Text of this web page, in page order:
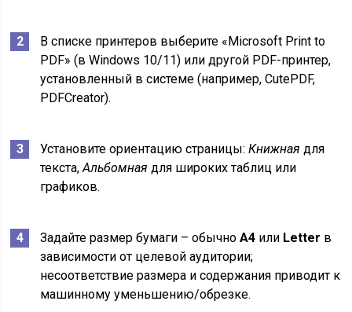
В списке принтеров выберите «Microsoft Print to
PDF» (в Windows 10/11) или другой PDF-принтер,
установленный в системе (например, CutePDF,
PDFCreator).
Установите ориентацию страницы:Книжная для
текста,Альбомная для широких таблиц или
графиков.
Задайте размер бумаги – обычноA4 или Letter в
зависимости от целевой аудитории;
несоответствие размера и содержания приводит к
машинному уменьшению/обрезке.